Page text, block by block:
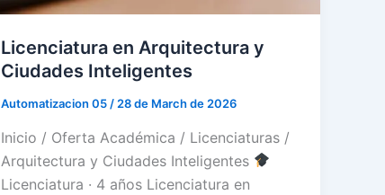
Licenciatura en Arquitectura y
Ciudades Inteligentes
Automatizacion 05 / 28 de March de 2026
Inicio / Oferta Académica / Licenciaturas /
Arquitectura y Ciudades Inteligentes
Licenciatura · 4 años Licenciatura en